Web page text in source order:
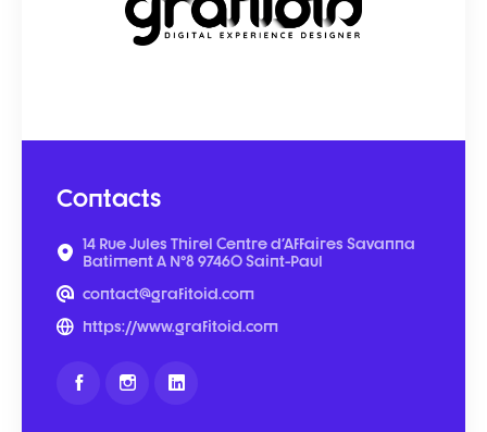
Contacts
14 Rue Jules Thirel Centre d'Affaires Savanna
Batiment A N°8 97460 Saint-Paul
contact@grafitoid.com
https://www.grafitoid.com